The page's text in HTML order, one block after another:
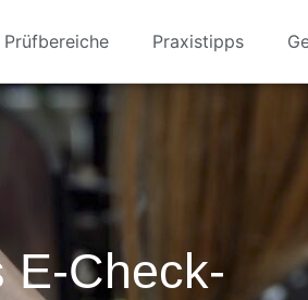
Prüfbereiche Praxistipps
E-Check-